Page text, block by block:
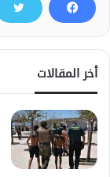
أخر المقالات